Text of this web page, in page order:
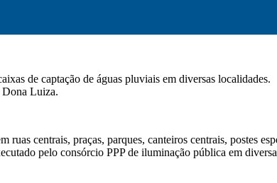
de captação de águas pluviais em diversas localidades.
Dona Luiza.
centrais, praças, parques, canteiros centrais, postes
pelo consórcio PPP de iluminação pública em